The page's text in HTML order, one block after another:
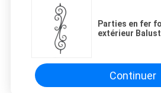
Parties en fer
extérieur
Continuer